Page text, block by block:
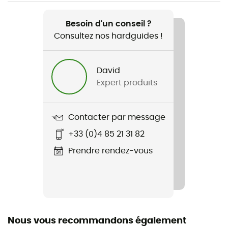
Randonnée / Escalade
Nom du produit
Besoin d'un conseil ?
Consultez nos hardguides !
David
Expert produits
Contacter par message
+33 (0)4 85 21 31 82
Prendre rendez-vous
Nous vous recommandons également